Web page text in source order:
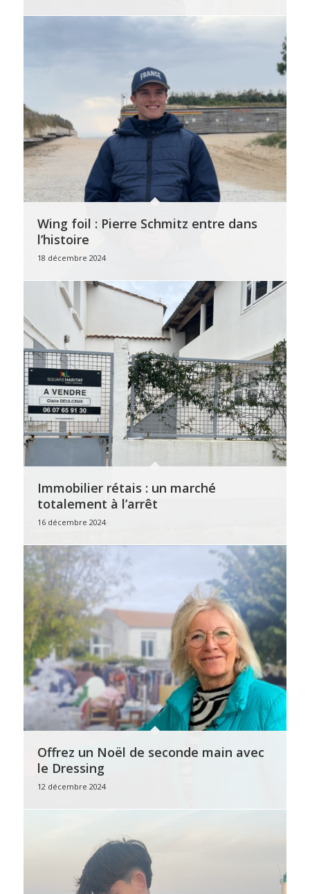
Wing foil : Pierre Schmitz entre dans
l’histoire
18 décembre 2024
Immobilier rétais : un marché
totalement à l’arrêt
16 décembre 2024
Offrez un Noël de seconde main avec
le Dressing
12 décembre 2024